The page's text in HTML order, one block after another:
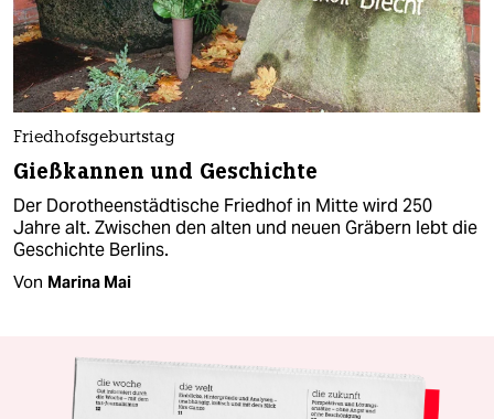
Friedhofsgeburtstag
Gießkannen und Geschichte
Der Dorotheenstädtische Friedhof in Mitte wird 250
Jahre alt. Zwischen den alten und neuen Gräbern lebt die
Geschichte Berlins.
Von Marina Mai